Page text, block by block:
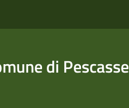
di